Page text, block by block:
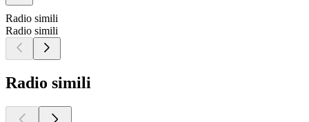
Radio simili
Radio simili
Radio simili